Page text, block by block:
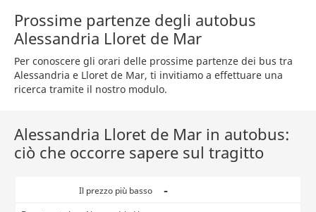
Prossime partenze degli autobus
Alessandria Lloret de Mar
Per conoscere gli orari delle prossime partenze dei bus tra
Alessandria e Lloret de Mar, ti invitiamo a effettuare una
ricerca tramite il nostro modulo.
Alessandria Lloret de Mar in autobus:
ciò che occorre sapere sul tragitto
Il prezzo più basso -